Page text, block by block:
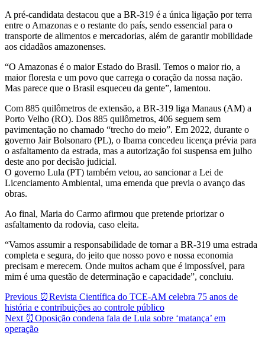
A pré-candidata destacou que a BR-319 é a única ligação por terra
entre o Amazonas e o restante do país, sendo essencial para o
transporte de alimentos e mercadorias, além de garantir mobilidade
aos cidadãos amazonenses.
“O Amazonas é o maior Estado do Brasil. Temos o maior rio, a
maior floresta e um povo que carrega o coração da nossa nação.
Mas parece que o Brasil esqueceu da gente”, lamentou.
Com 885 quilômetros de extensão, a BR-319 liga Manaus (AM) a
Porto Velho (RO). Dos 885 quilômetros, 406 seguem sem
pavimentação no chamado “trecho do meio”. Em 2022, durante o
governo Jair Bolsonaro (PL), o Ibama concedeu licença prévia para
o asfaltamento da estrada, mas a autorização foi suspensa em julho
deste ano por decisão judicial.
O governo Lula (PT) também vetou, ao sancionar a Lei de
Licenciamento Ambiental, uma emenda que previa o avanço das
obras.
Ao final, Maria do Carmo afirmou que pretende priorizar o
asfaltamento da rodovia, caso eleita.
“Vamos assumir a responsabilidade de tornar a BR-319 uma estrada
completa e segura, do jeito que nosso povo e nossa economia
precisam e merecem. Onde muitos acham que é impossível, para
mim é uma questão de determinação e capacidade”, concluiu.
Post
navigation
Previous ⏰Revista Científica do TCE-AM celebra 75 anos de
história e contribuições ao controle público
Next ⏰Oposição condena fala de Lula sobre ‘matança’ em
operação